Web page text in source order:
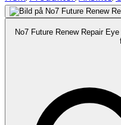
No7 Future Renew Repair